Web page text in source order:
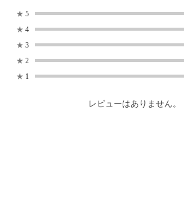
★ 5
★ 4
★ 3
★ 2
★ 1
レビューはありません。